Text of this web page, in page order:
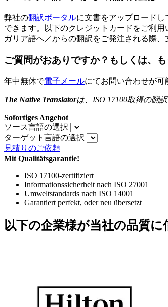
弊社の翻訳ポータルに文書をアップロード
できます。以下のクレジットカードをご利用
ガリア語へ／からの翻訳をご発注される際
ご質問がおありですか？もしくは、
年中無休で電子メールにてお問い合わせが可
The Native Translatorは、 ISO 17100取得の翻
Sofortiges Angebot
ソース言語の選択
ターゲット言語の選択
見積りのご依頼
Mit Qualitätsgarantie!
ISO 17100-zertifiziert
Informationssicherheit nach ISO 27001
Umweltstandards nach ISO 14001
Garantiert perfekt, oder neu übersetzt
以下の企業様が当社の品質